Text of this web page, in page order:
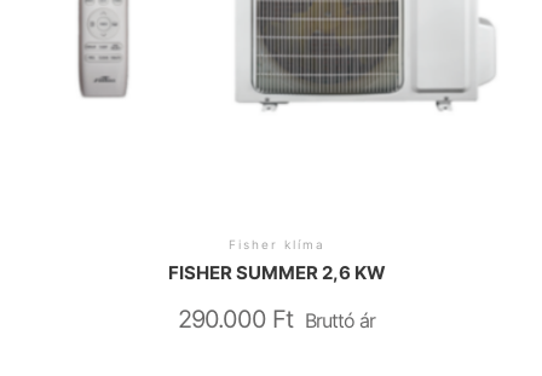
Fisher klíma
FISHER SUMMER 2,6 KW
290.000 Ft Bruttó ár